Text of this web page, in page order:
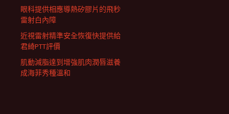
眼科提供相應導熱矽膠片的飛秒
雷射白內障
近視雷射精準安全恢復快提供給
君綺PTT評價
肌動減脂達到增強肌肉潤唇滋養
成海菲秀種溫和